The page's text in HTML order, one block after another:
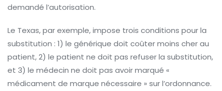
demandé l’autorisation.
Le Texas, par exemple, impose trois conditions pour la
substitution : 1) le générique doit coûter moins cher au
patient, 2) le patient ne doit pas refuser la substitution,
et 3) le médecin ne doit pas avoir marqué «
médicament de marque nécessaire » sur l’ordonnance.